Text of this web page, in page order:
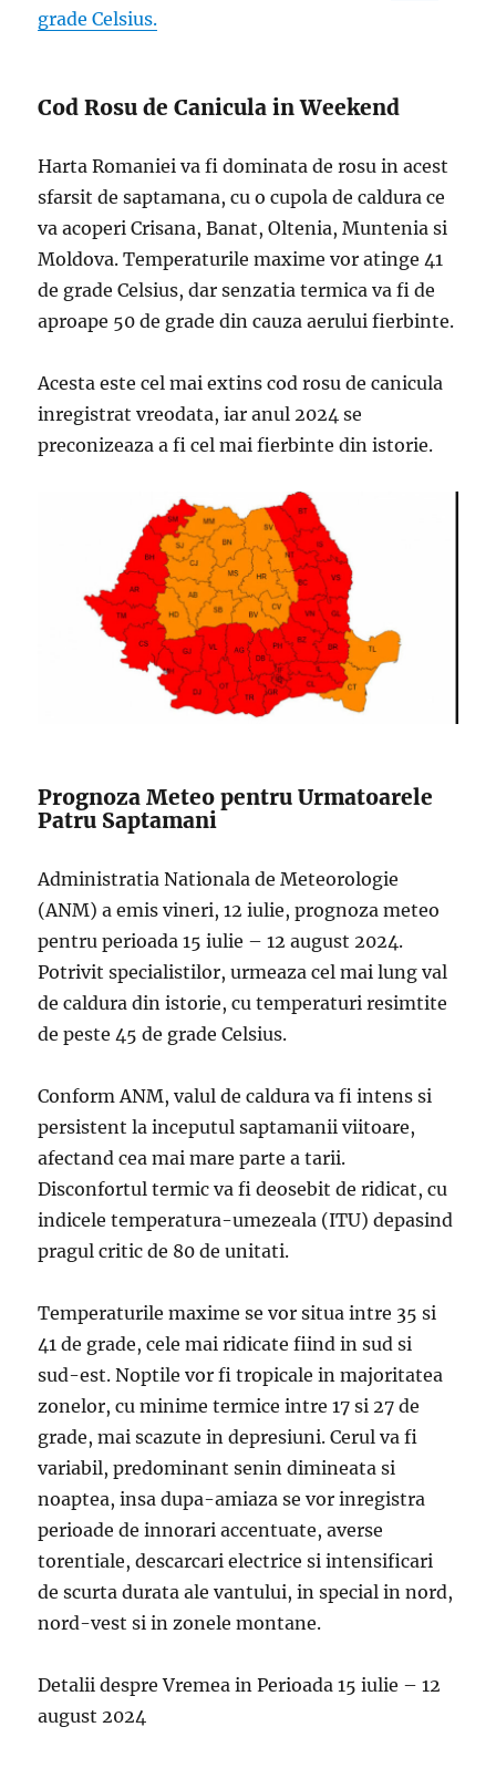
grade Celsius.
Cod Rosu de Canicula in Weekend
Harta Romaniei va fi dominata de rosu in acest
sfarsit de saptamana, cu o cupola de caldura ce
va acoperi Crisana, Banat, Oltenia, Muntenia si
Moldova. Temperaturile maxime vor atinge 41
de grade Celsius, dar senzatia termica va fi de
aproape 50 de grade din cauza aerului fierbinte.
Acesta este cel mai extins cod rosu de canicula
inregistrat vreodata, iar anul 2024 se
preconizeaza a fi cel mai fierbinte din istorie.
Prognoza Meteo pentru Urmatoarele
Patru Saptamani
Administratia Nationala de Meteorologie
(ANM) a emis vineri, 12 iulie, prognoza meteo
pentru perioada 15 iulie – 12 august 2024.
Potrivit specialistilor, urmeaza cel mai lung val
de caldura din istorie, cu temperaturi resimtite
de peste 45 de grade Celsius.
Conform ANM, valul de caldura va fi intens si
persistent la inceputul saptamanii viitoare,
afectand cea mai mare parte a tarii.
Disconfortul termic va fi deosebit de ridicat, cu
indicele temperatura-umezeala (ITU) depasind
pragul critic de 80 de unitati.
Temperaturile maxime se vor situa intre 35 si
41 de grade, cele mai ridicate fiind in sud si
sud-est. Noptile vor fi tropicale in majoritatea
zonelor, cu minime termice intre 17 si 27 de
grade, mai scazute in depresiuni. Cerul va fi
variabil, predominant senin dimineata si
noaptea, insa dupa-amiaza se vor inregistra
perioade de innorari accentuate, averse
torentiale, descarcari electrice si intensificari
de scurta durata ale vantului, in special in nord,
nord-vest si in zonele montane.
Detalii despre Vremea in Perioada 15 iulie – 12
august 2024